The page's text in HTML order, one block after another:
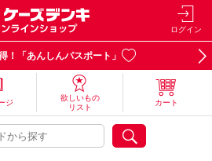
ログイン
！「あんしんパスポート」
ジ
欲しいもの
リスト
カート